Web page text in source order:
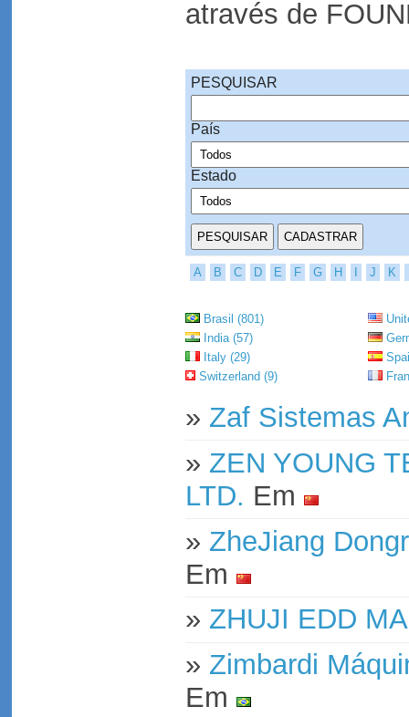
através de
PESQUISAR
País
Estado
A B C D E F G H J K
Brasil (801)
India (57)
Italy (29)
Switzerland (9)
» Zaf Sistemas
» ZEN YOUNG
LTD. Em
» ZheJiang
Em
» ZHUJI EDD
» Zimbardi
Em